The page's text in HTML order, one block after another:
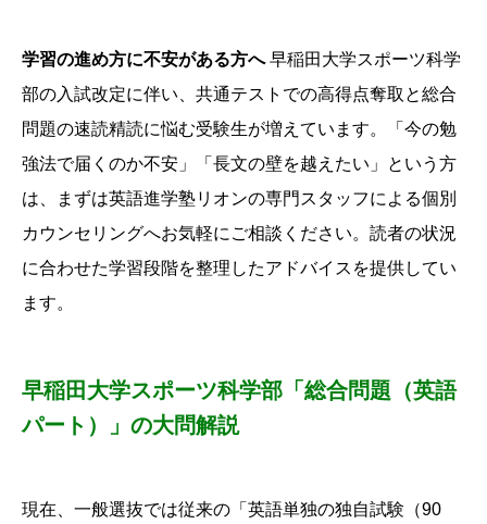
学習の進め方に不安がある方へ早稲田大学スポーツ科学
部の入試改定に伴い、 共通テストでの高得点奪取と総合
問題の速読精読に悩む受験生が増えています。
「今の勉
強法で届くのか不安」「長文の壁を越えたい」という方
は、
まずは英語進学塾リオンの専門スタッフによる個別
カウンセリングへお気軽にご相談ください。 読者の状況
に合わせた学習段階を整理したアドバイスを提供してい
ます。
早稲田大学スポーツ科学部「総合問題（英語
パート）」の大問解説
現在、 一般選抜では従来の「英語単独の独自試験（90